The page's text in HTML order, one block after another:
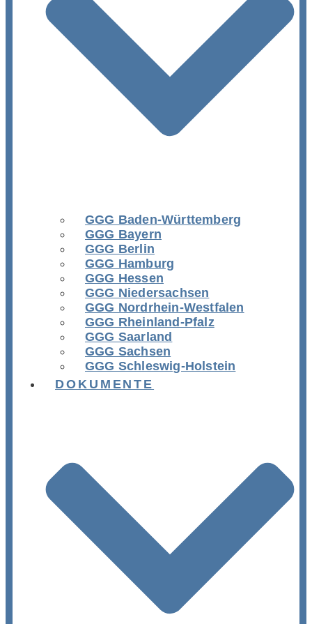
GGG Baden-Württemberg
GGG Bayern
GGG Berlin
GGG Hamburg
GGG Hessen
GGG Niedersachsen
GGG Nordrhein-Westfalen
GGG Rheinland-Pfalz
GGG Saarland
GGG Sachsen
GGG Schleswig-Holstein
DOKUMENTE